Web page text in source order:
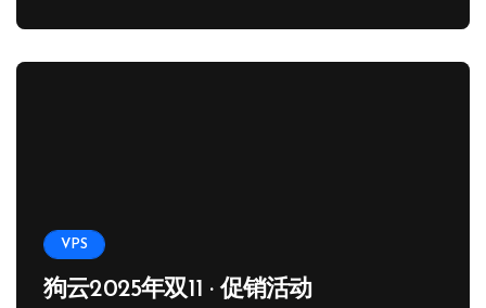
VPS
狗云2025年双11 · 促销活动